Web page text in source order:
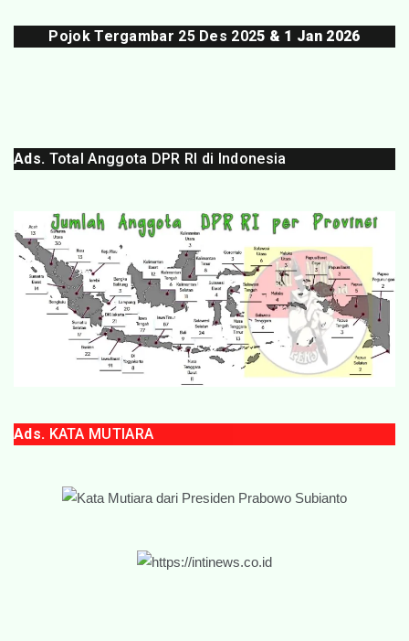
Pojok Tergambar 25 Des 2025 & 1 Jan 2026
Ads. Total Anggota DPR RI di Indonesia
Ads. KATA MUTIARA